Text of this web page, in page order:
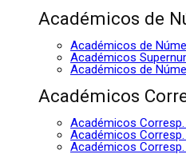
Académicos de
Académicos de
Académicos
Académicos de
Académicos
Académicos
Académicos
Académicos